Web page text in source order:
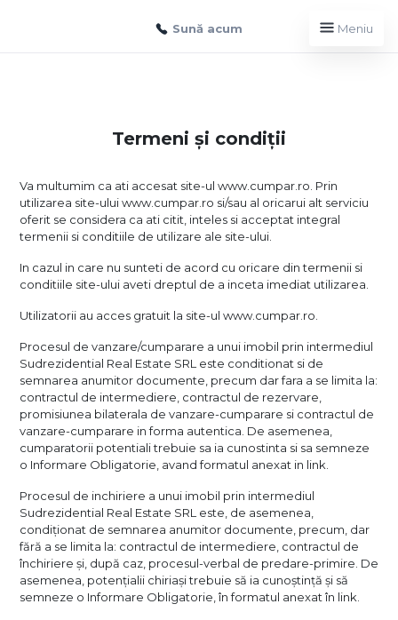
Sună acum Meniu
Termeni și condiții
Va multumim ca ati accesat site-ul www.cumpar.ro. Prin
utilizarea site-ului www.cumpar.ro si/sau al oricarui alt serviciu
oferit se considera ca ati citit, inteles si acceptat integral
termenii si conditiile de utilizare ale site-ului.
In cazul in care nu sunteti de acord cu oricare din termenii si
conditiile site-ului aveti dreptul de a inceta imediat utilizarea.
Utilizatorii au acces gratuit la site-ul www.cumpar.ro.
Procesul de vanzare/cumparare a unui imobil prin intermediul
Sudrezidential Real Estate SRL este conditionat si de
semnarea anumitor documente, precum dar fara a se limita la:
contractul de intermediere, contractul de rezervare,
promisiunea bilaterala de vanzare-cumparare si contractul de
vanzare-cumparare in forma autentica. De asemenea,
cumparatorii potentiali trebuie sa ia cunostinta si sa semneze
o Informare Obligatorie, avand formatul anexat in link.
Procesul de inchiriere a unui imobil prin intermediul
Sudrezidential Real Estate SRL este, de asemenea,
condiționat de semnarea anumitor documente, precum, dar
fără a se limita la: contractul de intermediere, contractul de
închiriere și, după caz, procesul-verbal de predare-primire. De
asemenea, potențialii chiriași trebuie să ia cunoștință și să
semneze o Informare Obligatorie, în formatul anexat în link.